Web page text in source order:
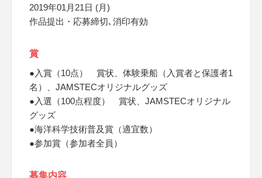
2019年01月21日 (月)
作品提出・応募締切､消印有効
賞
●入賞（10点） 賞状、体験乗船（入賞者と保護者1
名）、JAMSTECオリジナルグッズ
●入選（100点程度） 賞状、JAMSTECオリジナル
グッズ
●海洋科学技術普及賞（適宜数）
●参加賞（参加者全員）
募集内容